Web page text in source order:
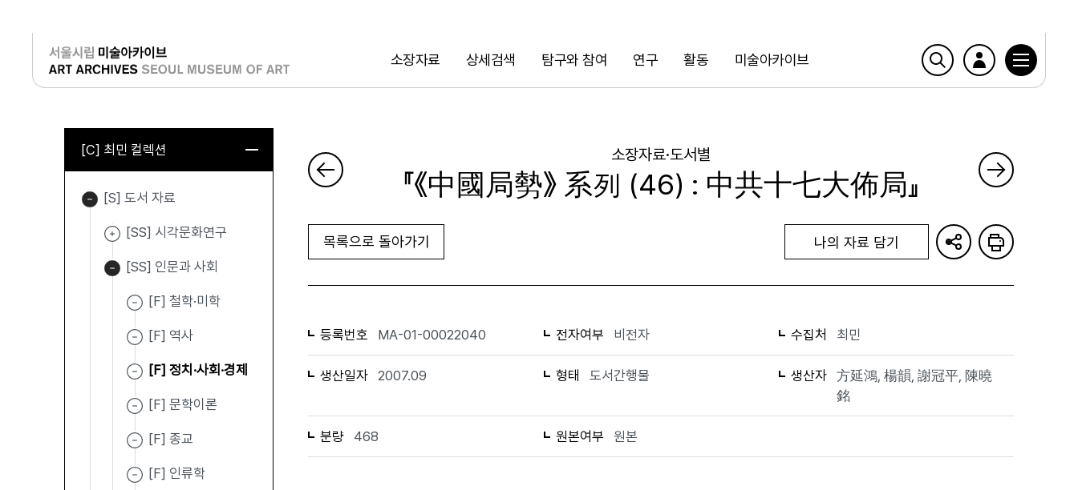
소장자료 상세검색 탐구와 참여 연구 활동 미술아카이브
검색
로그인
[C] 최민 컬렉션
[S] 도서 자료
[SS] 시각문화연구
[SS] 인문과 사회
[F] 철학·미학
[F] 역사
[F] 정치·사회·경제
[F] 문학이론
[F] 종교
[F] 인류학
소장자료·도서별
『《中國局勢》 系列 (46) : 中共十七大佈局』
목록으로 돌아가기 나의 자료 담기
등록번호 MA-01-00022040 전자여부 비전자 수집처 최민
생산일자 2007.09 형태 도서간행물 생산자
方延鴻, 楊韻, 謝冠平, 陳曉
銘
분량 468 원본여부 원본